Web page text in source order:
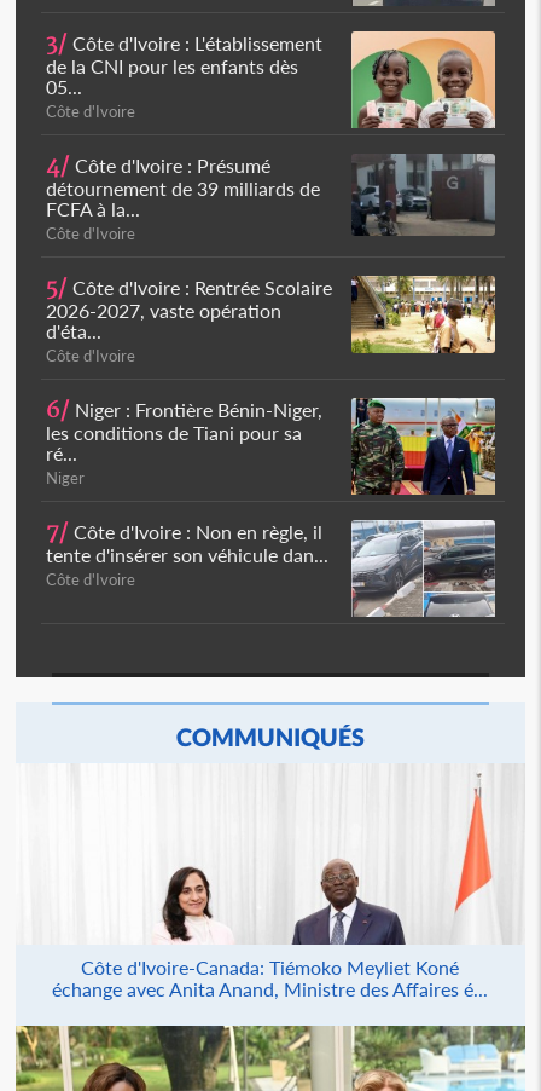
3/ Côte d'Ivoire : L'établissement
de la CNI pour les enfants dès
05...
Côte d'Ivoire
4/ Côte d'Ivoire : Présumé
détournement de 39 milliards de
FCFA à la...
Côte d'Ivoire
5/ Côte d'Ivoire : Rentrée Scolaire
2026-2027, vaste opération
d'éta...
Côte d'Ivoire
6/ Niger : Frontière Bénin-Niger,
les conditions de Tiani pour sa
ré...
Niger
7/ Côte d'Ivoire : Non en règle, il
tente d'insérer son véhicule dan...
Côte d'Ivoire
COMMUNIQUÉS
Côte d'Ivoire-Canada: Tiémoko Meyliet Koné
échange avec Anita Anand, Ministre des Affaires é...